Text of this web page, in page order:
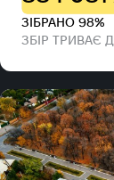
ЗІБРАНО 98%
ЗБІР ТРИВАЄ